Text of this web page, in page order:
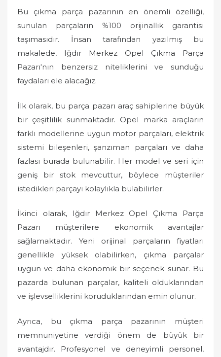
Bu çıkma parça pazarının en önemli özelliği,
sunulan parçaların %100 orijinallik garantisi
taşımasıdır. İnsan tarafından yazılmış bu
makalede, Iğdır Merkez Opel Çıkma Parça
Pazarı'nın benzersiz niteliklerini ve sunduğu
faydaları ele alacağız.
İlk olarak, bu parça pazarı araç sahiplerine büyük
bir çeşitlilik sunmaktadır. Opel marka araçların
farklı modellerine uygun motor parçaları, elektrik
sistemi bileşenleri, şanzıman parçaları ve daha
fazlası burada bulunabilir. Her model ve seri için
geniş bir stok mevcuttur, böylece müşteriler
istedikleri parçayı kolaylıkla bulabilirler.
İkinci olarak, Iğdır Merkez Opel Çıkma Parça
Pazarı müşterilere ekonomik avantajlar
sağlamaktadır. Yeni orijinal parçaların fiyatları
genellikle yüksek olabilirken, çıkma parçalar
uygun ve daha ekonomik bir seçenek sunar. Bu
pazarda bulunan parçalar, kaliteli olduklarından
ve işlevselliklerini koruduklarından emin olunur.
Ayrıca, bu çıkma parça pazarının müşteri
memnuniyetine verdiği önem de büyük bir
avantajdır. Profesyonel ve deneyimli personel,